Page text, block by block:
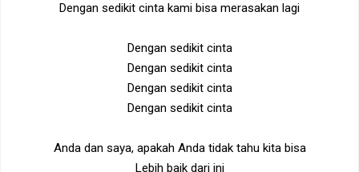
Dengan sedikit cinta kami bisa merasakan lagi
Dengan sedikit cinta
Dengan sedikit cinta
Dengan sedikit cinta
Dengan sedikit cinta
Anda dan saya, apakah Anda tidak tahu kita bisa
Lebih baik dari ini